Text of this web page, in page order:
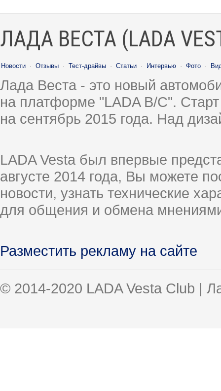
ЛАДА ВЕСТА (LADA
Новости · Отзывы · Тест-драйвы · Статьи · Интервью · Фото ·
Лада Веста - это новый
на платформе "LADA B/C".
на сентябрь 2015 года. Над
LADA Vesta был впервые
августе 2014 года, Вы можете
новости, узнать технические
для общения и обмена
Разместить рекламу на сайте
© 2014-2020 LADA Vesta Club |